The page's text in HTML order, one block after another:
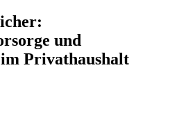
und
Privathaushalt